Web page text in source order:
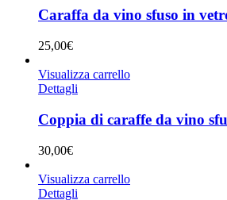
Caraffa da vino sfuso in
25,00€
Visualizza carrello
Dettagli
Coppia di caraffe da vino
30,00€
Visualizza carrello
Dettagli